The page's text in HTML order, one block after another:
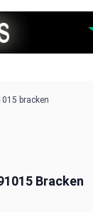
bracken
Bracken